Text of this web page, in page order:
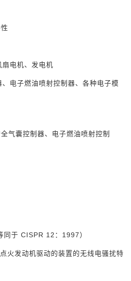
电机、发电机
电子燃油喷射控制器、各种电子模
气囊控制器、电子燃油喷射控制
于 CISPR 12：1997）
火发动机驱动的装置的无线电骚扰特